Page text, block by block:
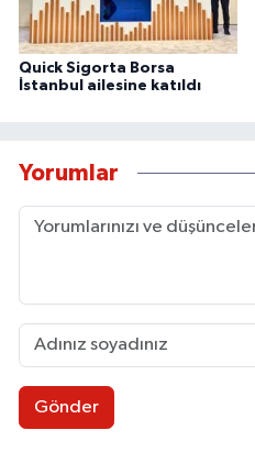
Quick Sigorta Borsa
İstanbul ailesine katıldı
Yorumlar
Gönder